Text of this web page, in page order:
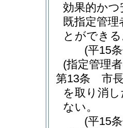
効果的か
既指定管
とができ
(平15
(指定管理
第13条
市
を取り消
ない。
(平15